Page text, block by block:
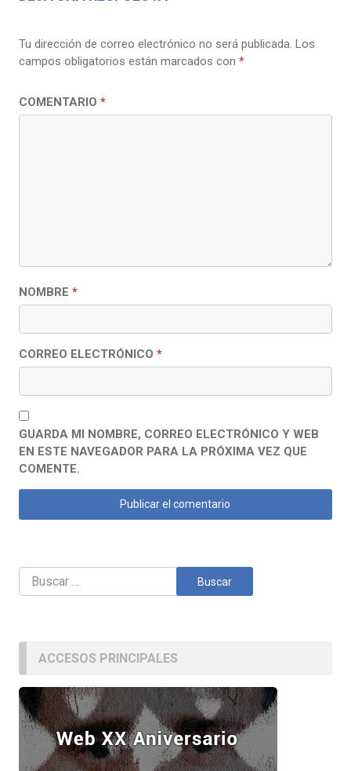
Tu dirección de correo electrónico no será publicada. Los
campos obligatorios están marcados con *
COMENTARIO *
NOMBRE *
CORREO ELECTRÓNICO *
GUARDA MI NOMBRE, CORREO ELECTRÓNICO Y WEB
EN ESTE NAVEGADOR PARA LA PRÓXIMA VEZ QUE
COMENTE.
Buscar:
ACCESOS PRINCIPALES